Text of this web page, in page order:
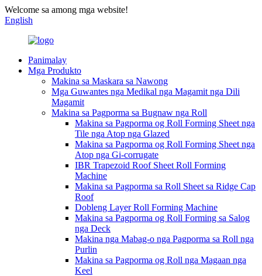
Welcome sa among mga website!
English
Panimalay
Mga Produkto
Makina sa Maskara sa Nawong
Mga Guwantes nga Medikal nga Magamit nga Dili
Magamit
Makina sa Pagporma sa Bugnaw nga Roll
Makina sa Pagporma og Roll Forming Sheet nga
Tile nga Atop nga Glazed
Makina sa Pagporma og Roll Forming Sheet nga
Atop nga Gi-corrugate
IBR Trapezoid Roof Sheet Roll Forming
Machine
Makina sa Pagporma sa Roll Sheet sa Ridge Cap
Roof
Dobleng Layer Roll Forming Machine
Makina sa Pagporma og Roll Forming sa Salog
nga Deck
Makina nga Mabag-o nga Pagporma sa Roll nga
Purlin
Makina sa Pagporma og Roll nga Magaan nga
Keel